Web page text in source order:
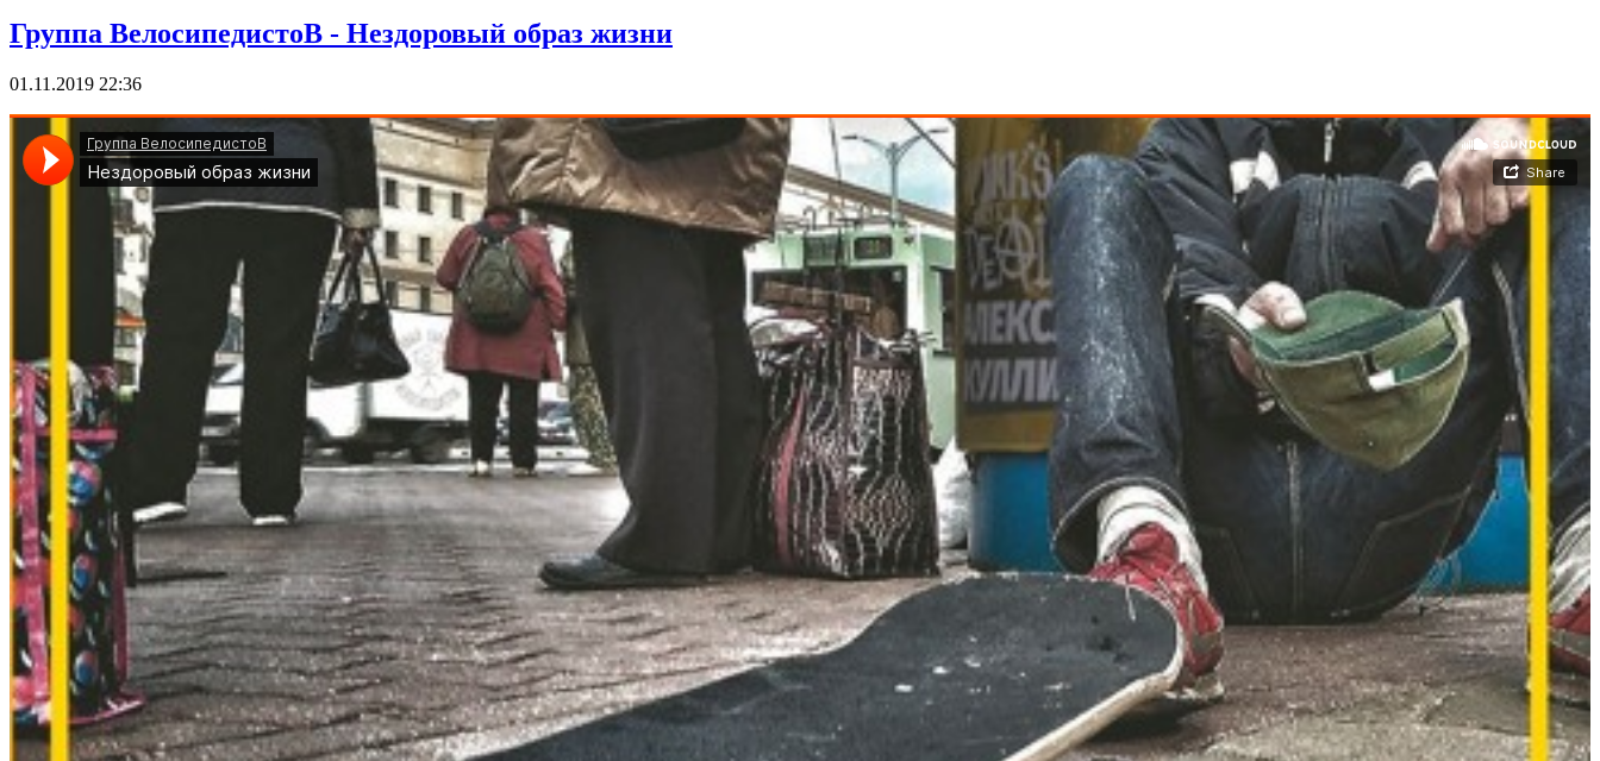
Группа ВелосипедистоВ - Нездоровый образ жизни
01.11.2019 22:36